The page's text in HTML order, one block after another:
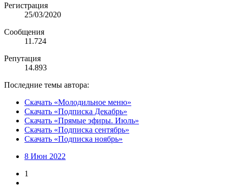
Регистрация
25/03/2020
Сообщения
11.724
Репутация
14.893
Последние темы автора:
Скачать «Молодильное меню»
Скачать «Подписка Декабрь»
Скачать «Прямые эфиры. Июль»
Скачать «Подписка сентябрь»
Скачать «Подписка ноябрь»
8 Июн 2022
1